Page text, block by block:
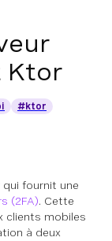
Ktor
#ktor
qui fournit une
(2FA). Cette
clients mobiles
à deux